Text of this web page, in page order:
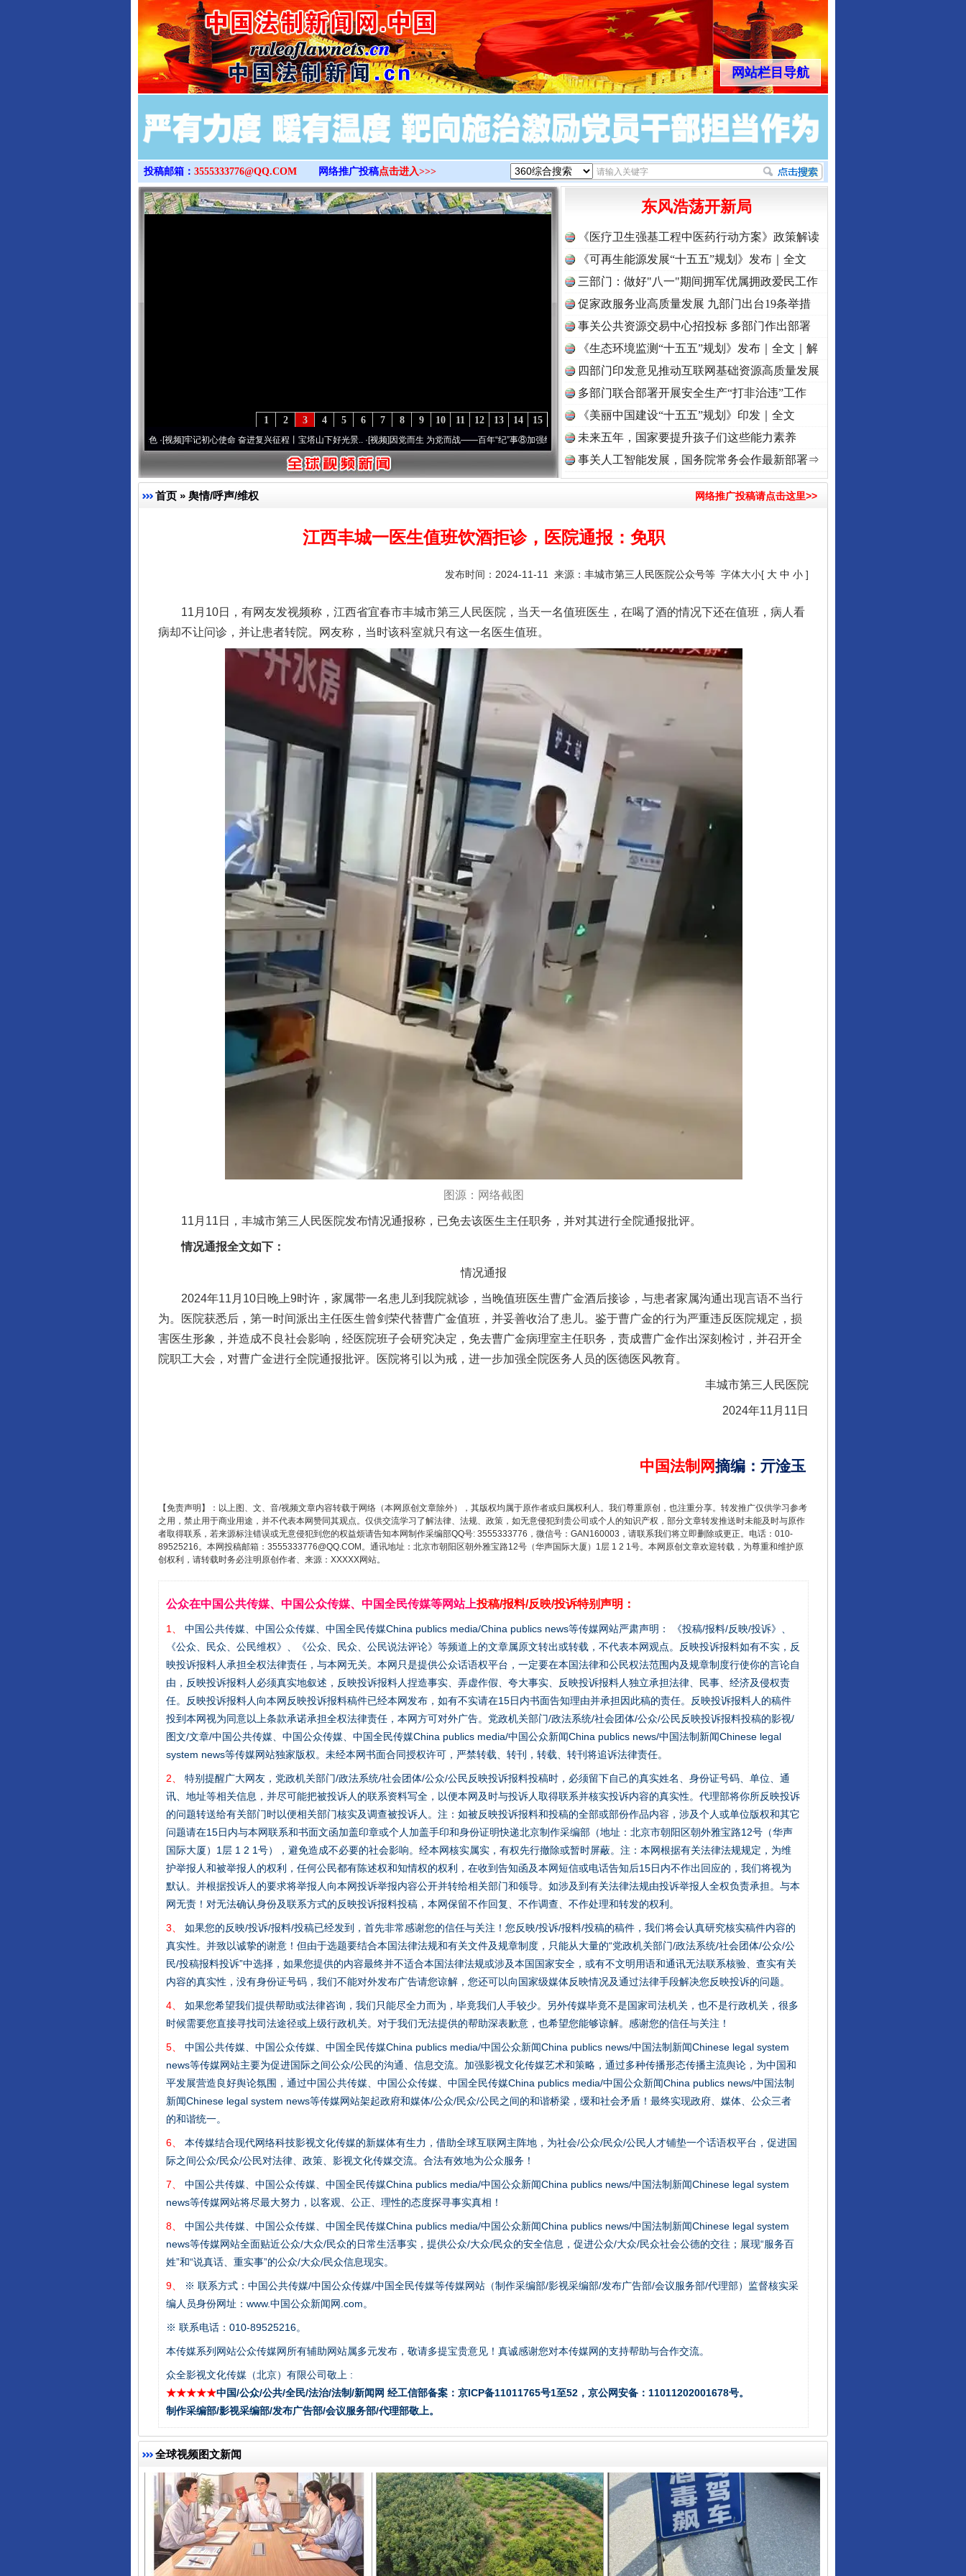
>
网站栏目导航
投稿邮箱： 3555333776@QQ.COM 网络推广投稿点击进入>>>
15
14
13
12
11
10
9
8
7
6
5
4
3
2
1
牢记初心使命 奋进复兴征程丨宝塔山下好光景..·[视频]因党而生 为党而战——百年“纪”事⑧加强纪律..·[视频]牢记初心使命 奋进复兴征程丨“转折之城”激荡.. ·[视频]牢记初心使命 奋进复兴征程丨红船起航处 潮起..
东风浩荡开新局
《医疗卫生强基工程中医药行动方案》政策解读
《可再生能源发展“十五五”规划》发布｜全文
三部门：做好"八一"期间拥军优属拥政爱民工作
促家政服务业高质量发展 九部门出台19条举措
事关公共资源交易中心招投标 多部门作出部署
《生态环境监测“十五五”规划》发布｜全文｜解
读
四部门印发意见推动互联网基础资源高质量发展
多部门联合部署开展安全生产“打非治违”工作
《美丽中国建设“十五五”规划》印发｜全文
未来五年，国家要提升孩子们这些能力素养
事关人工智能发展，国务院常务会作最新部署⇒
首页 » 舆情/呼声/维权 网络推广投稿请点击这里>>
江西丰城一医生值班饮酒拒诊，医院通报：免职
发布时间：2024-11-11 来源： 丰城市第三人民医院公众号等 字体大小[ 大 中 小 ]
11月10日，有网友发视频称，江西省宜春市丰城市第三人民医院，当天一名值班医生，在喝了酒的情况下还在值班，病人看
病却不让问诊，并让患者转院。网友称，当时该科室就只有这一名医生值班。
图源：网络截图
11月11日，丰城市第三人民医院发布情况通报称，已免去该医生主任职务，并对其进行全院通报批评。
情况通报全文如下：
情况通报
2024年11月10日晚上9时许，家属带一名患儿到我院就诊，当晚值班医生曹广金酒后接诊，与患者家属沟通出现言语不当行
为。医院获悉后，第一时间派出主任医生曾剑荣代替曹广金值班，并妥善收治了患儿。鉴于曹广金的行为严重违反医院规定，损
害医生形象，并造成不良社会影响，经医院班子会研究决定，免去曹广金病理室主任职务，责成曹广金作出深刻检讨，并召开全
院职工大会，对曹广金进行全院通报批评。医院将引以为戒，进一步加强全院医务人员的医德医风教育。
丰城市第三人民医院
2024年11月11日
中国法制网摘编 ： 亓淦玉
【免责声明】：以上图、文、音/视频文章内容转载于网络（本网原创文章除外），其版权均属于原作者或归属权利人。我们尊重原创，也注重分享。转发推广仅供学习参考
之用，禁止用于商业用途，并不代表本网赞同其观点。仅供交流学习了解法律、法规、政策，如无意侵犯到贵公司或个人的知识产权，部分文章转发推送时未能及时与原作
者取得联系，若来源标注错误或无意侵犯到您的权益烦请告知本网制作采编部QQ号: 3555333776，微信号：GAN160003，请联系我们将立即删除或更正。电话：010-
89525216。本网投稿邮箱：3555333776@QQ.COM。通讯地址：北京市朝阳区朝外雅宝路12号（华声国际大厦）1层 1 2 1号。本网原创文章欢迎转载，为尊重和维护原
创权利，请转载时务必注明原创作者、来源：XXXXX网站。
公众在中国公共传媒、中国公众传媒、中国全民传媒等网站上投稿/报料/反映/投诉特别声明：
1、
中国公共传媒、中国公众传媒、中国全民传媒China publics media/China publics news等传媒网站严肃声明： 《投稿/报料/反映/投诉》、
《公众、民众、公民维权》、《公众、民众、公民说法评论》等频道上的文章属原文转出或转载，不代表本网观点。反映投诉报料如有不实，反
映投诉报料人承担全权法律责任，与本网无关。本网只是提供公众话语权平台，一定要在本国法律和公民权法范围内及规章制度行使你的言论自
由，反映投诉报料人必须真实地叙述，反映投诉报料人捏造事实、弄虚作假、夸大事实、反映投诉报料人独立承担法律、民事、经济及侵权责
任。反映投诉报料人向本网反映投诉报料稿件已经本网发布，如有不实请在15日内书面告知理由并承担因此稿的责任。反映投诉报料人的稿件
投到本网视为同意以上条款承诺承担全权法律责任，本网方可对外广告。党政机关部门/政法系统/社会团体/公众/公民反映投诉报料投稿的影视/
图文/文章/中国公共传媒、中国公众传媒、中国全民传媒China publics media/中国公众新闻China publics news/中国法制新闻Chinese legal
system news等传媒网站独家版权。未经本网书面合同授权许可，严禁转载、转刊，转载、转刊将追诉法律责任。
2、
特别提醒广大网友，党政机关部门/政法系统/社会团体/公众/公民反映投诉报料投稿时，必须留下自己的真实姓名、身份证号码、单位、通
讯、地址等相关信息，并尽可能把被投诉人的联系资料写全，以便本网及时与投诉人取得联系并核实投诉内容的真实性。代理部将你所反映投诉
的问题转送给有关部门时以便相关部门核实及调查被投诉人。注：如被反映投诉报料和投稿的全部或部份作品内容，涉及个人或单位版权和其它
问题请在15日内与本网联系和书面文函加盖印章或个人加盖手印和身份证明快递北京制作采编部（地址：北京市朝阳区朝外雅宝路12号（华声
国际大厦）1层 1 2 1号），避免造成不必要的社会影响。经本网核实属实，有权先行撤除或暂时屏蔽。注：本网根据有关法律法规规定，为维
护举报人和被举报人的权利，任何公民都有陈述权和知情权的权利，在收到告知函及本网短信或电话告知后15日内不作出回应的，我们将视为
默认。并根据投诉人的要求将举报人向本网投诉举报内容公开并转给相关部门和领导。如涉及到有关法律法规由投诉举报人全权负责承担。与本
网无责！对无法确认身份及联系方式的反映投诉报料投稿，本网保留不作回复、不作调查、不作处理和转发的权利。
3、
如果您的反映/投诉/报料/投稿已经发到，首先非常感谢您的信任与关注！您反映/投诉/报料/投稿的稿件，我们将会认真研究核实稿件内容的
真实性。并致以诚挚的谢意！但由于选题要结合本国法律法规和有关文件及规章制度，只能从大量的“党政机关部门/政法系统/社会团体/公众/公
民/投稿报料投诉”中选择，如果您提供的内容最终并不适合本国法律法规或涉及本国国家安全，或有不文明用语和通讯无法联系核验、查实有关
内容的真实性，没有身份证号码，我们不能对外发布广告请您谅解，您还可以向国家级媒体反映情况及通过法律手段解决您反映投诉的问题。
4、
如果您希望我们提供帮助或法律咨询，我们只能尽全力而为，毕竟我们人手较少。另外传媒毕竟不是国家司法机关，也不是行政机关，很多
时候需要您直接寻找司法途径或上级行政机关。对于我们无法提供的帮助深表歉意，也希望您能够谅解。感谢您的信任与关注！
5、
中国公共传媒、中国公众传媒、中国全民传媒China publics media/中国公众新闻China publics news/中国法制新闻Chinese legal system
news等传媒网站主要为促进国际之间公众/公民的沟通、信息交流。加强影视文化传媒艺术和策略，通过多种传播形态传播主流舆论，为中国和
平发展营造良好舆论氛围，通过中国公共传媒、中国公众传媒、中国全民传媒China publics media/中国公众新闻China publics news/中国法制
新闻Chinese legal system news等传媒网站架起政府和媒体/公众/民众/公民之间的和谐桥梁，缓和社会矛盾！最终实现政府、媒体、公众三者
的和谐统一。
6、
本传媒结合现代网络科技影视文化传媒的新媒体有生力，借助全球互联网主阵地，为社会/公众/民众/公民人才铺垫一个话语权平台，促进国
际之间公众/民众/公民对法律、政策、影视文化传媒交流。合法有效地为公众服务！
7、
中国公共传媒、中国公众传媒、中国全民传媒China publics media/中国公众新闻China publics news/中国法制新闻Chinese legal system
news等传媒网站将尽最大努力，以客观、公正、理性的态度探寻事实真相！
8、
中国公共传媒、中国公众传媒、中国全民传媒China publics media/中国公众新闻China publics news/中国法制新闻Chinese legal system
news等传媒网站全面贴近公众/大众/民众的日常生活事实，提供公众/大众/民众的安全信息，促进公众/大众/民众社会公德的交往；展现“服务百
姓”和“说真话、重实事”的公众/大众/民众信息现实。
9、
※ 联系方式：中国公共传媒/中国公众传媒/中国全民传媒等传媒网站（制作采编部/影视采编部/发布广告部/会议服务部/代理部）监督核实采
编人员身份网址：www.中国公众新闻网.com。
※ 联系电话：010-89525216。
本传媒系列网站公众传媒网所有辅助网站属多元发布，敬请多提宝贵意见！真诚感谢您对本传媒网的支持帮助与合作交流。
众全影视文化传媒（北京）有限公司敬上 :
★★★★★中国/公众/公共/全民/法治/法制/新闻网 经工信部备案：京ICP备11011765号1至52，京公网安备：11011202001678号。
制作采编部/影视采编部/发布广告部/会议服务部/代理部敬上。
全球视频图文新闻
东山县通报“牛蛙产品抗生素超标问题” 法徽映军营 权益有保障 让核能赋能千行百业
千年窑火 生生不息
揭开“小金库”的免责幌子 以产业富民促振兴 酒驾未被当场查获能处罚吗